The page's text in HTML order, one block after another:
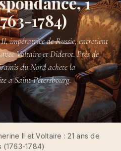
1784)
impératrice de Russie, entretient
Voltaire et Diderot. Près de
du Nord achete la
a Saint-Pétersbourg.
II et Voltaire : 21 ans de
1784)